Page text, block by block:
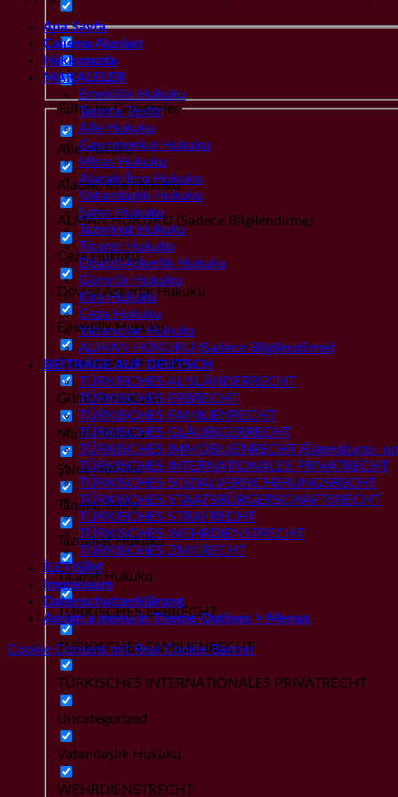
Filter by Categories
Aile Hukuku
Alacak/İcra Hukuku
ALMAN HUKUKU (Sadece Bilgilendirme)
Ceza Hukuku
Dövizli Askerlik Hukuku
Emeklilik Hukuku
Gayrımenkul Hukuku
Gümrük Hukuku
Miras Hukuku
Şahıs Hukuku
Tanıma Tenfiz
Tazminat Hukuku
Ticaret Hukuku
TÜRKISCHES ERBRECHT
TÜRKISCHES FAMILIENRECHT
TÜRKISCHES INTERNATIONALES PRIVATRECHT
Uncategorized
Vatandaşlık Hukuku
WEHRDIENSTRECHT
Ana Sayfa
Çalışma Alanları
Hakkımızda
MAKALELER
Emeklilik Hukuku
Tanıma Tenfiz
Aile Hukuku
Gayrımenkul Hukuku
Miras Hukuku
Alacak/İcra Hukuku
Vatandaşlık Hukuku
Şahıs Hukuku
Tazminat Hukuku
Ticaret Hukuku
Dövizli Askerlik Hukuku
Gümrük Hukuku
Kira Hukuku
Ceza Hukuku
Yabancılar Hukuku
ALMAN HUKUKU (Sadece Bilgilendirme)
BEITRÄGE AUF DEUTSCH
TÜRKISCHES AUSLÄNDERRECHT
TÜRKISCHES ERBRECHT
TÜRKISCHES FAMILIENRECHT
TÜRKISCHES GLÄUBIGERRECHT
TÜRKISCHES IMMOBILIENRECHT (Eigenstums-
TÜRKISCHES INTERNATIONALES PRIVATRECHT
TÜRKISCHES SOZIALVERSICHERUNGSRECHT
TÜRKISCHES STAATSBÜRGERSCHAFTSRECHT
TÜRKISCHES STRAFRECHT
TÜRKISCHES WEHRDIENSTRECHT
TÜRKISCHES ZIVILRECHT
İLETİŞİM
Impressum
Datenschutzerklärung
Assign a menu in Theme Options > Menus
Cookie Consent mit Real Cookie Banner